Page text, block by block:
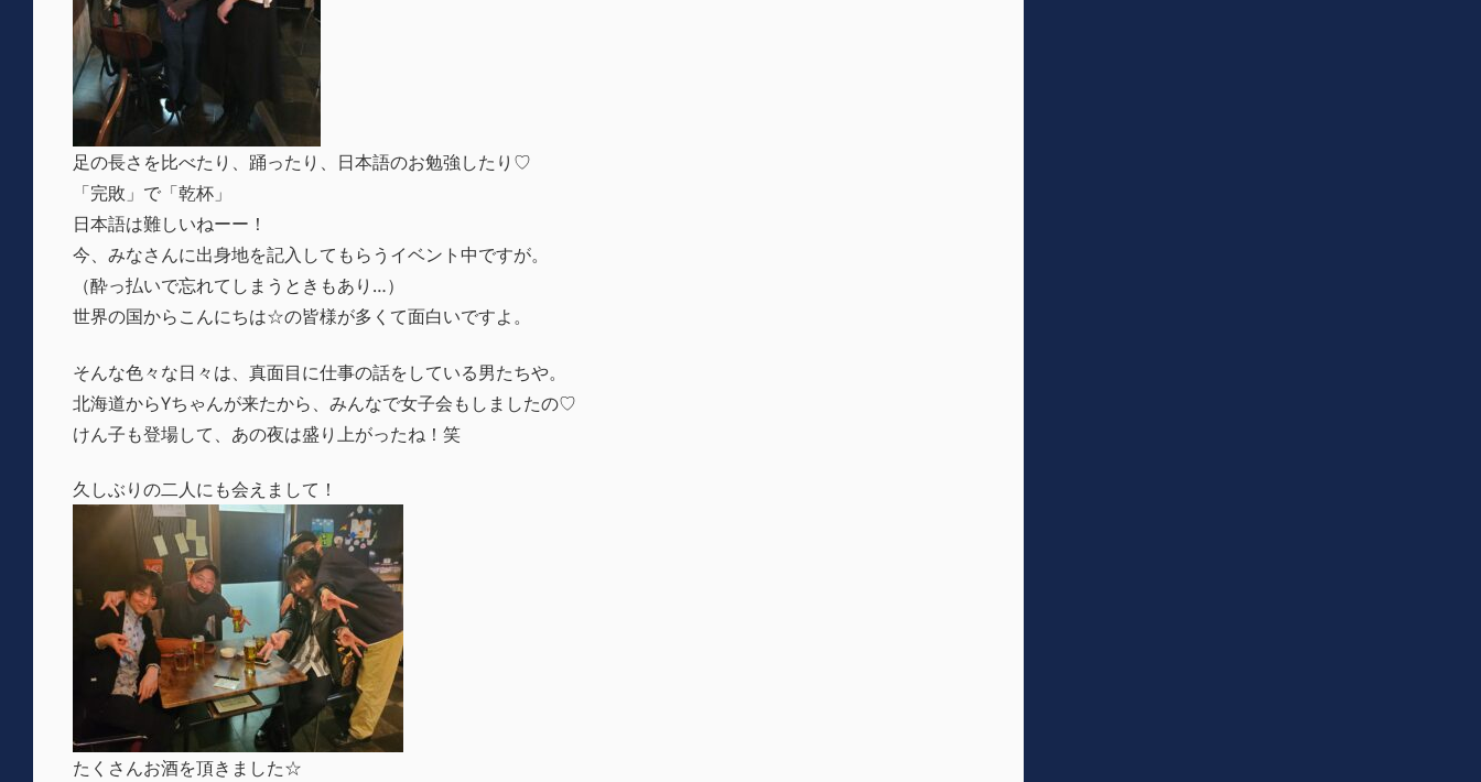
足の長さを比べたり、踊ったり、日本語のお勉強したり♡
「完敗」で「乾杯」
日本語は難しいねーー！
今、みなさんに出身地を記入してもらうイベント中ですが。
（酔っ払いで忘れてしまうときもあり…）
世界の国からこんにちは☆の皆様が多くて面白いですよ。
そんな色々な日々は、真面目に仕事の話をしている男たちや。
北海道からYちゃんが来たから、みんなで女子会もしましたの♡
けん子も登場して、あの夜は盛り上がったね！笑
久しぶりの二人にも会えまして！
たくさんお酒を頂きました☆